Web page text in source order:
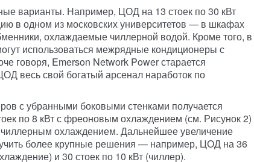
варианты. Например, ЦОД на 13 стоек по 30 кВт
в одном из московских университетов — в шкафах
охлаждаемые чиллерной водой. Кроме того, в
использоваться межрядные кондиционеры с
говоря, Emerson Network Power старается
весь свой богатый арсенал наработок по
с убранными боковыми стенками получается
по 8 кВт с фреоновым охлаждением (см. Рисунок 2)
чиллерным охлаждением. Дальнейшее увеличение
более крупные решения — например, ЦОД на 36
и 30 стоек по 10 кВт (чиллер).